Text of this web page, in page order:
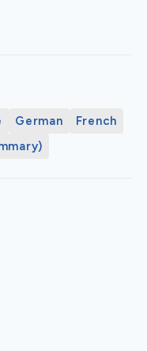
German
French